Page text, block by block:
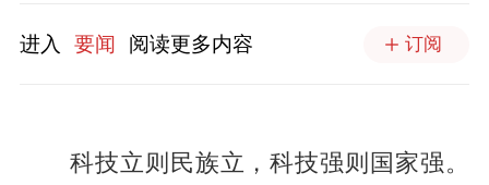
进入 要闻 阅读更多内容 订阅
科技立则民族立，科技强则国家强。